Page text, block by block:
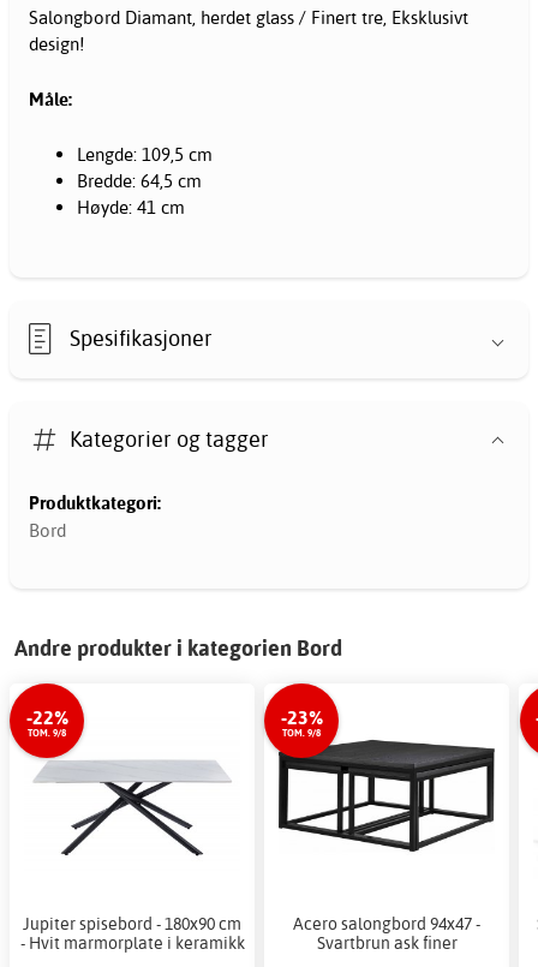
Salongbord Diamant, herdet glass / Finert tre, Eksklusivt
design!
Måle:
Lengde: 109,5 cm
Bredde: 64,5 cm
Høyde: 41 cm
Spesifikasjoner
Kategorier og tagger
Produktkategori:
Bord
Andre produkter i kategorien Bord
-22%
TOM. 9/8
Jupiter spisebord - 180x90 cm
- Hvit marmorplate i keramikk
-23%
TOM. 9/8
Acero salongbord 94x47 -
Svartbrun ask finer